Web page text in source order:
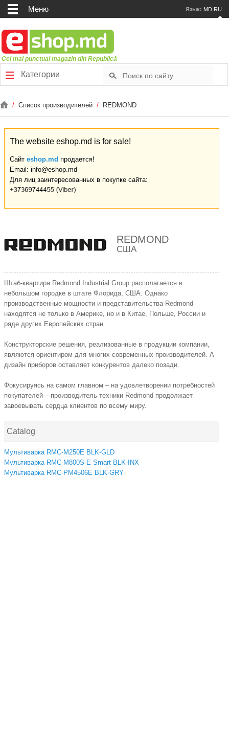
Меню Язык: MD RU
Cel mai punctual magazin din Republică
Категории
/ Список производителей / REDMOND
The website eshop.md is for sale!
Сайт eshop.md продается!
Email: info@eshop.md
Для лиц заинтересованных в покупке сайта:
REDMOND
США
Штаб-квартира Redmond Industrial Group располагается в
небольшом городке в штате Флорида, США. Однако
производственные мощности и представительства Redmond
находятся не только в Америке, но и в Китае, Польше, России и
ряде других Европейских стран.
Конструкторские решения, реализованные в продукции компании,
являются ориентиром для многих современных производителей. А
дизайн приборов оставляет конкурентов далеко позади.
Фокусируясь на самом главном – на удовлетворении потребностей
покупателей – производитель техники Redmond продолжает
завоевывать сердца клиентов по всему миру.
Catalog
Мультиварка RMC-M250E BLK-GLD
Мультиварка RMC-M800S-E Smart BLK-INX
Мультиварка RMC-PM4506E BLK-GRY